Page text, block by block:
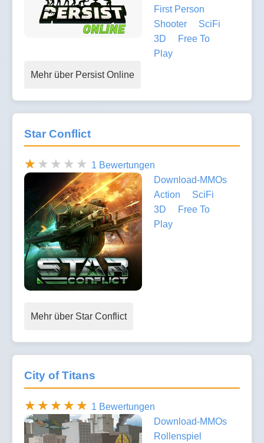
First Person
Shooter
SciFi
3D
Free To
Play
Mehr über Persist Online
Star Conflict
1 Bewertungen
Download-MMOs
Action
SciFi
3D
Free To
Play
Mehr über Star Conflict
City of Titans
1 Bewertungen
Download-MMOs
Rollenspiel